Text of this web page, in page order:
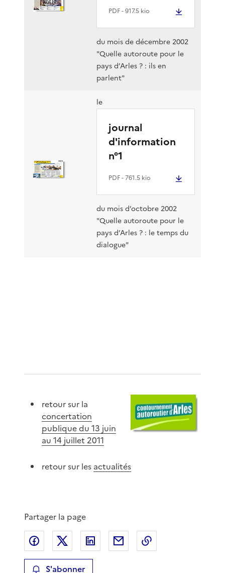
PDF- 917.5 kio
du mois de décembre 2002
"Quelle autoroute pour le
pays d’Arles ? : ils en
parlent"
le
journal
d'information
n°1
PDF- 761.5 kio
du mois d’octobre 2002
"Quelle autoroute pour le
pays d’Arles ? : le temps du
dialogue"
retour sur la
concertation
publique du 13 juin
au 14 juillet 2011
retour sur les actualités
Partager la page
Partager sur Facebook
Partager sur XPartager sur LinkedIn
Partager par email
S'abonner